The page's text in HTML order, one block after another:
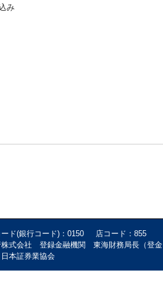
み
ード(銀行コード)：0150 店コード：855
株式会社 登録金融機関 東海財務局長（登金
本証券業協会